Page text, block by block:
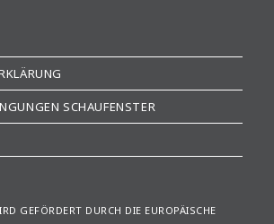
SCHAUFENSTER
GEFÖRDERT DURCH DIE EUROPÄISCHE